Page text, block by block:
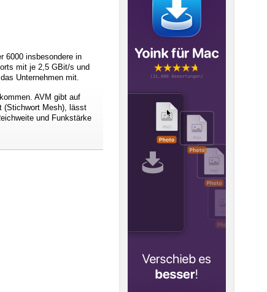
6000 insbesondere in
mit je 2,5 GBit/s und
Unternehmen mit.
AVM gibt auf
(Stichwort Mesh), lässt
und Funkstärke